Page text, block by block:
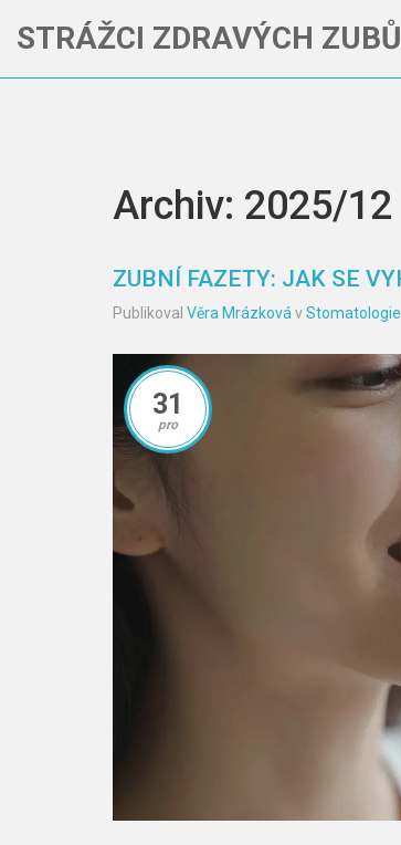
STRÁŽCI ZDRAVÝCH ZUBŮ
Archiv: 2025/12
ZUBNÍ FAZETY: JAK SE
Publikoval Věra Mrázková vStomatologie
31
pro